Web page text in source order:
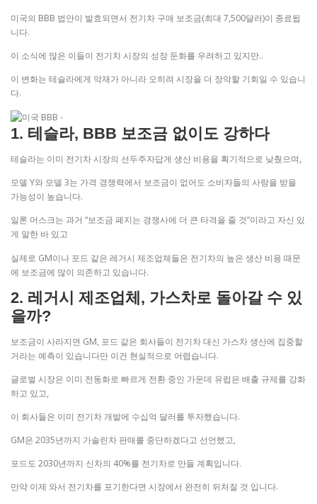
미국의 BBB 법안이 발효되면서 전기차 구매 보조금(최대 7,500달러)이 종료됩
니다.
이 소식에 많은 이들이 전기차 시장의 성장 둔화를 우려하고 있지만..
이 변화는 테슬라에게 악재가 아니라 오히려 시장을 더 장악할 기회일 수 있습니
다.
1. 테슬라, BBB 보조금 없이도 강하다
테슬라는 이미 전기차 시장의 선두주자답게 생산 비용을 획기적으로 낮췄으며,
모델 Y와 모델 3는 가격 경쟁력에서 보조금이 없어도 소비자들의 사랑을 받을
가능성이 높습니다.
일론 머스크는 과거 “보조금 폐지는 경쟁사에 더 큰 타격을 줄 것”이라고 자신 있
게 말한 바 있고
실제로 GM이나 포드 같은 레거시 제조업체들은 전기차의 높은 생산 비용 때문
에 보조금에 많이 의존하고 있습니다.
2. 레거시 제조업체, 가스차로 돌아갈 수 있
을까?
보조금이 사라지면 GM, 포드 같은 회사들이 전기차 대신 가스차 생산에 집중할
거라는 예측이 있습니다만 이건 현실적으로 어렵습니다.
글로벌 시장은 이미 전동화로 빠르게 전환 중인 가운데 유럽은 배출 규제를 강화
하고 있고,
이 회사들은 이미 전기차 개발에 수십억 달러를 투자했습니다.
GM은 2035년까지 가솔린차 판매를 중단하겠다고 선언했고,
포드도 2030년까지 신차의 40%를 전기차로 만들 계획입니다.
만약 이제 와서 전기차를 포기한다면 시장에서 완전히 뒤처질 것 입니다.